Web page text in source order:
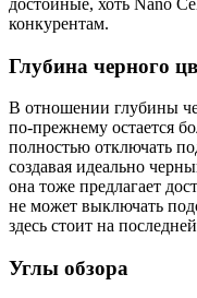
конкурентам.
Глубина черного
В отношении глубины
по-прежнему остается
полностью отключать
создавая идеально
она тоже предлагает
не может выключать
здесь стоит на
Углы обзора